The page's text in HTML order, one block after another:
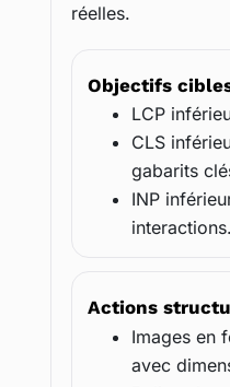
réelles.
Objectifs
LCP
CLS
gabarits
INP
interactions.
Actions
Images en
avec